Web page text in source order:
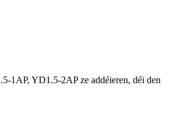
1AP, YD1.5-2AP ze addéieren, déi den